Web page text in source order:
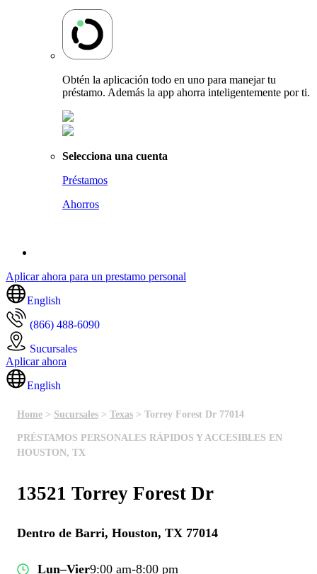
Obtén la aplicación todo en uno para manejar tu
préstamo. Además la app ahorra inteligentemente por ti.
Selecciona una cuenta
Préstamos
Ahorros
Aplicar ahora para un prestamo personal
English
(866) 488-6090
Sucursales
Aplicar ahora
English
Home > Sucursales > Texas > Torrey Forest Dr 77014
PRÉSTAMOS PERSONALES RÁPIDOS Y ACCESIBLES EN
HOUSTON, TX
13521 Torrey Forest Dr
Dentro de Barri, Houston, TX 77014
Lun–Vier9:00 am-8:00 pm